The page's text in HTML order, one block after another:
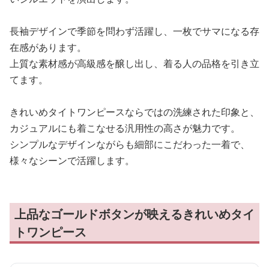
長袖デザインで季節を問わず活躍し、一枚でサマになる存
在感があります。
上質な素材感が高級感を醸し出し、着る人の品格を引き立
てます。
きれいめタイトワンピースならではの洗練された印象と、
カジュアルにも着こなせる汎用性の高さが魅力です。
シンプルなデザインながらも細部にこだわった一着で、
様々なシーンで活躍します。
上品なゴールドボタンが映えるきれいめタイ
トワンピース